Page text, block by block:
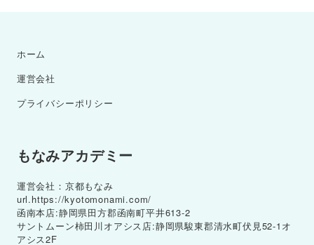
もなみアカデミー
運営会社：京都もなみ
url.https://kyotomonami.com/
函南本店:静岡県田方郡函南町平井613-2
サントムーン柿田川オアシス店:静岡県駿東郡清水町伏見52-1オ
アシス2F
ホーム
運営会社
プライバシーポリシー